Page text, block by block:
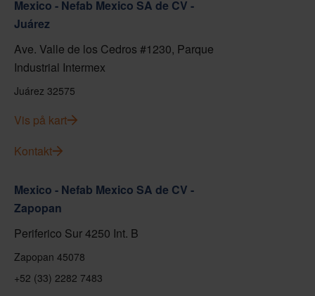
Mexico - Nefab Mexico SA de CV -
Juárez
Ave. Valle de los Cedros #1230, Parque
Industrial Intermex
Juárez 32575
Vis på kart
Kontakt
Mexico - Nefab Mexico SA de CV -
Zapopan
Periferico Sur 4250 Int. B
Zapopan 45078
+52 (33) 2282 7483